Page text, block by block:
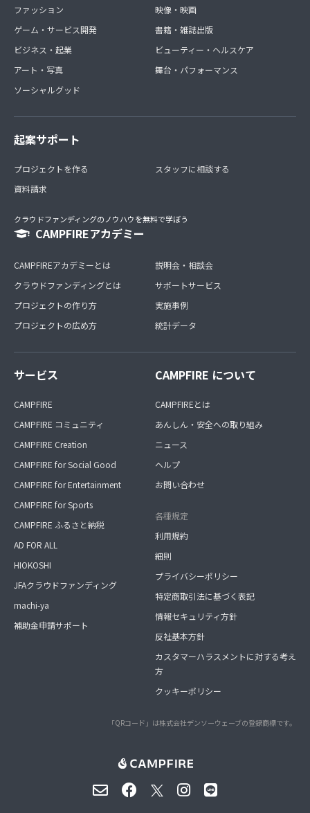
ファッション
ゲーム・サービス開発
ビジネス・起業
アート・写真
ソーシャルグッド
映像・映画
書籍・雑誌出版
ビューティー・ヘルスケア
舞台・パフォーマンス
起案サポート
プロジェクトを作る
資料請求
スタッフに相談する
クラウドファンディングのノウハウを無料で学ぼう
CAMPFIREアカデミー
CAMPFIREアカデミーとは
クラウドファンディングとは
プロジェクトの作り方
プロジェクトの広め方
説明会・相談会
サポートサービス
実施事例
統計データ
サービス
CAMPFIRE
CAMPFIRE コミュニティ
CAMPFIRE Creation
CAMPFIRE for Social Good
CAMPFIRE for Entertainment
CAMPFIRE for Sports
CAMPFIRE ふるさと納税
AD FOR ALL
HIOKOSHI
JFAクラウドファンディング
machi-ya
補助金申請サポート
CAMPFIRE について
CAMPFIREとは
あんしん・安全への取り組み
ニュース
ヘルプ
お問い合わせ
各種規定
利用規約
細則
プライバシーポリシー
特定商取引法に基づく表記
情報セキュリティ方針
反社基本方針
カスタマーハラスメントに対する考え
方
クッキーポリシー
「QRコード」は株式会社デンソーウェーブの登録商標です。